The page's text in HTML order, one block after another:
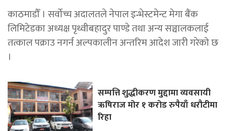
काठमाडौँ । सर्वोच्च अदालतले नेपाल इन्भेस्टमेन्ट मेगा बैंक
लिमिटेडका अध्यक्ष पृथ्वीबहादुर पाण्डे तथा अन्य सञ्चालकलाई
तत्काल पक्राउ नगर्न अल्पकालीन अन्तरिम आदेश जारी गरेको छ
।
सम्पत्ति शुद्धीकरण मुद्दामा व्यवसायी
ऋषिराज मोर १ करोड रुपैयाँ धरौटीमा
रिहा